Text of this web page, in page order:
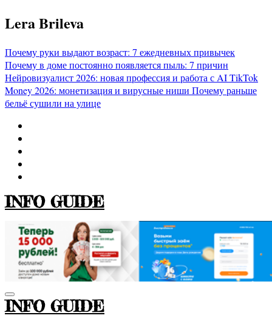
Перейти
к
Lera Brileva
Почему руки выдают возраст: 7 ежедневных привычек
Почему в доме постоянно появляется пыль: 7 причин
Нейровизуалист 2026: новая профессия и работа с AITikTok
Money 2026: монетизация и вирусные ниши Почему раньше
бельё сушили на улице
INFO GUIDE
INFO GUIDE